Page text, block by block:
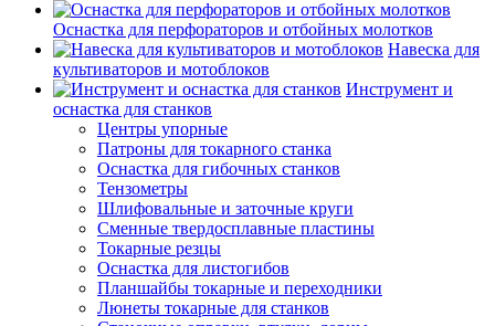
Оснастка для перфораторов и отбойных молотков
Навеска для
культиваторов и мотоблоков
Инструмент и
оснастка для станков
Центры упорные
Патроны для токарного станка
Оснастка для гибочных станков
Тензометры
Шлифовальные и заточные круги
Сменные твердосплавные пластины
Токарные резцы
Оснастка для листогибов
Планшайбы токарные и переходники
Люнеты токарные для станков